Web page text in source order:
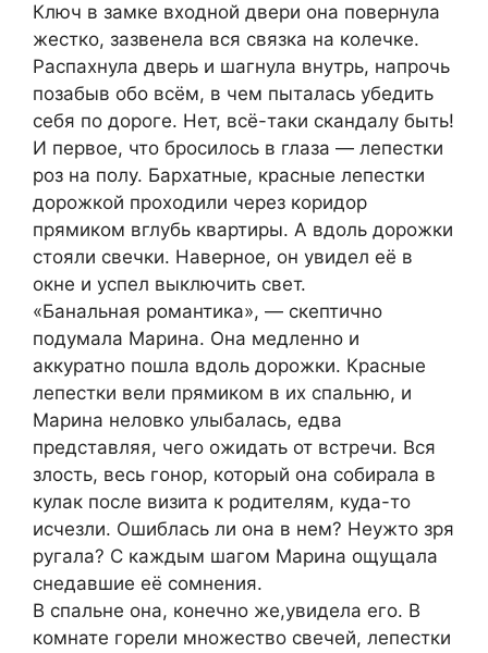
Ключ в замке входной двери она повернула
жестко, зазвенела вся связка на колечке.
Распахнула дверь и шагнула внутрь, напрочь
позабыв обо всём, в чем пыталась убедить
себя по дороге. Нет, всё-таки скандалу быть!
И первое, что бросилось в глаза ― лепестки
роз на полу. Бархатные, красные лепестки
дорожкой проходили через коридор
прямиком вглубь квартиры. А вдоль дорожки
стояли свечки. Наверное, он увидел её в
окне и успел выключить свет.
«Банальная романтика», ― скептично
подумала Марина. Она медленно и
аккуратно пошла вдоль дорожки. Красные
лепестки вели прямиком в их спальню, и
Марина неловко улыбалась, едва
представляя, чего ожидать от встречи. Вся
злость, весь гонор, который она собирала в
кулак после визита к родителям, куда-то
исчезли. Ошиблась ли она в нем? Неужто зря
ругала? С каждым шагом Марина ощущала
снедавшие её сомнения.
В спальне она, конечно же,увидела его. В
комнате горели множество свечей, лепестки